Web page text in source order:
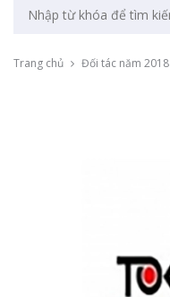
Trang chủ Đối tác năm 2018